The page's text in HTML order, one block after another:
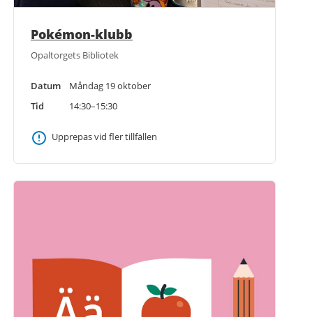
Pokémon-klubb
Opaltorgets Bibliotek
Datum
Måndag 19 oktober
Tid
14:30–15:30
Upprepas vid fler tillfällen